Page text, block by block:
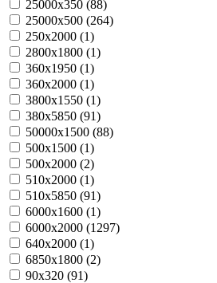
25000х350 (88)
25000х500 (264)
250х2000 (1)
2800х1800 (1)
360х1950 (1)
360х2000 (1)
3800х1550 (1)
380х5850 (91)
50000х1500 (88)
500х1500 (1)
500х2000 (2)
510х2000 (1)
510х5850 (91)
6000х1600 (1)
6000х2000 (1297)
640х2000 (1)
6850х1800 (2)
90х320 (91)